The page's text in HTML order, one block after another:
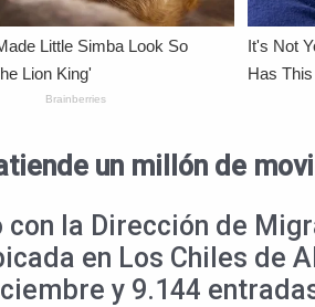
un millón de
con la Dirección de
en Los Chiles de
y 9.144